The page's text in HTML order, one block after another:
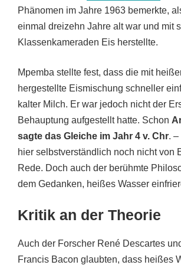
Phänomen im Jahre 1963 bemerkte,
einmal dreizehn Jahre alt war und mit
Klassenkameraden Eis herstellte.
Mpemba stellte fest, dass die mit
hergestellte Eismischung schneller
kalter Milch. Er war jedoch nicht der
Behauptung aufgestellt hatte. Schon
sagte das Gleiche im Jahr 4 v. Chr.
hier selbstverständlich noch nicht von
Rede. Doch auch der berühmte
dem Gedanken, heißes Wasser
Kritik an der Theorie
Auch der Forscher René Descartes
Francis Bacon glaubten, dass heißes